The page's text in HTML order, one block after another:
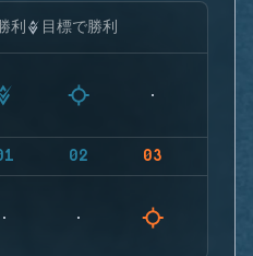
利 目標で勝利
02 03